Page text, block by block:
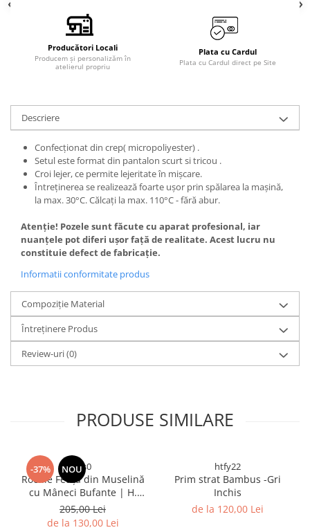
Producători Locali
Producem și personalizăm în
atelierul propriu
Plata cu Cardul
Plata cu Cardul direct pe Site
Descriere
Confecționat din crep( micropoliyester) .
Setul este format din pantalon scurt si tricou .
Croi lejer, ce permite lejeritate în mișcare.
Întreținerea se realizează foarte ușor prin spălarea la mașină,
la max. 30°C. Călcaţi la max. 110°C - fără abur.
Atenție! Pozele sunt făcute cu aparat profesional, iar
nuanțele pot diferi ușor față de realitate. Acest lucru nu
constituie defect de fabricație.
Informatii conformitate produs
Compoziție Material
Întreținere Produs
Review-uri(0)
PRODUSE SIMILARE
-37% NOUsss0
Rochie Fetița din Muselină
cu Mâneci Bufante | H.
Bebe
205,00 Lei
de la 130,00 Lei
htfy22
Prim strat Bambus -Gri
Inchis
de la 120,00 Lei